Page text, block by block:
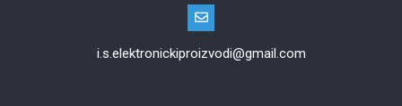
i.s.elektronickiproizvodi@gmail.com